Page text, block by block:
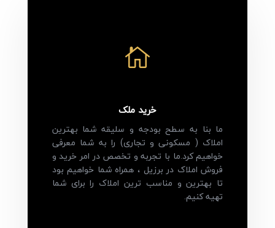

خرید ملک
ما بنا به سطح بودجه و سلیقه شما بهترین
املاک ( مسکونی و تجاری) را به شما معرفی
خواهیم کرد.ما با تجربه و تخصص در امر خرید و
فروش املاک در برزیل ، همراه شما خواهیم بود
تا بهترین و مناسب ترین املاک را برای شما
تهیه کنیم.